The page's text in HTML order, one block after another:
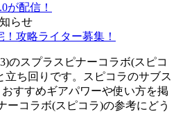
が配信！
らせ
攻略ライター募集！
のスプラスピナーコラボ(スピコ
立ち回りです。スピコラのサブス
すすめギアパワーや使い方を掲
ーコラボ(スピコラ)の参考にどう